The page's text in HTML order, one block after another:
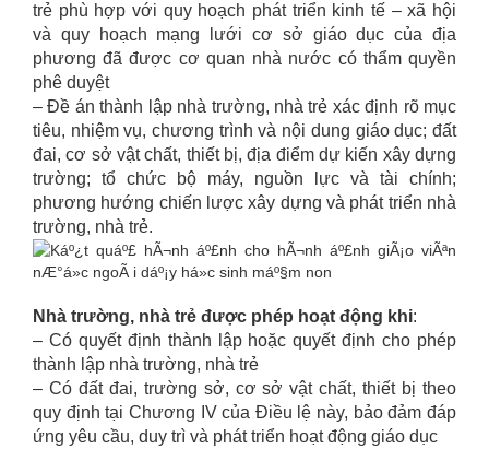
trẻ phù hợp với quy hoạch phát triển kinh tế – xã hội
và quy hoạch mạng lưới cơ sở giáo dục của địa
phương đã được cơ quan nhà nước có thẩm quyền
phê duyệt
– Đề án thành lập nhà trường, nhà trẻ xác định rõ mục
tiêu, nhiệm vụ, chương trình và nội dung giáo dục; đất
đai, cơ sở vật chất, thiết bị, địa điểm dự kiến xây dựng
trường; tổ chức bộ máy, nguồn lực và tài chính;
phương hướng chiến lược xây dựng và phát triển nhà
trường, nhà trẻ.
Nhà trường, nhà trẻ được phép hoạt động khi:
– Có quyết định thành lập hoặc quyết định cho phép
thành lập nhà trường, nhà trẻ
– Có đất đai, trường sở, cơ sở vật chất, thiết bị theo
quy định tại Chương IV của Điều lệ này, bảo đảm đáp
ứng yêu cầu, duy trì và phát triển hoạt động giáo dục